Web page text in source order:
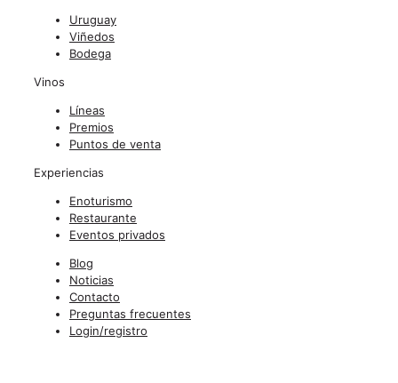
Uruguay
Viñedos
Bodega
Vinos
Líneas
Premios
Puntos de venta
Experiencias
Enoturismo
Restaurante
Eventos privados
Blog
Noticias
Contacto
Preguntas frecuentes
Login/registro